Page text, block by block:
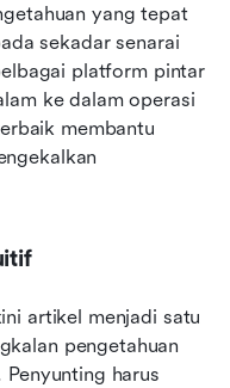
yang tepat
sekadar senarai
platform pintar
ke dalam operasi
membantu
artikel menjadi satu
pengetahuan
harus